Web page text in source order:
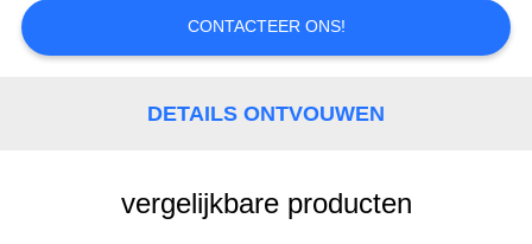
GEVALLEN
CONTACTEER ONS!
DETAILS ONTVOUWEN
vergelijkbare producten